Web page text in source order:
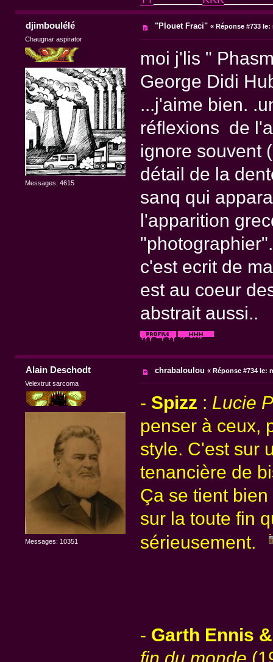
djimboulélé
Chaugnar aspirator
Messages: 4615
"Plouet Fraci" «Réponse #733 le:
moi j'lis "
George Didi
...j'aime bien.
réflexions de
ignore souvent
détail de la
sanq qui
l'apparition
c'est ecrit de
est au coeur
abstrait aussi..
Alain Deschodt
Velextrut sarcoma
Messages: 10351
chrabaloulou «Réponse #734 le:
- Spizz : Lucie
penser à ceux,
style. C'est sur
tenancière de
Ça se tient
sur la toute fin
sérieusement.
- Garth Ennis